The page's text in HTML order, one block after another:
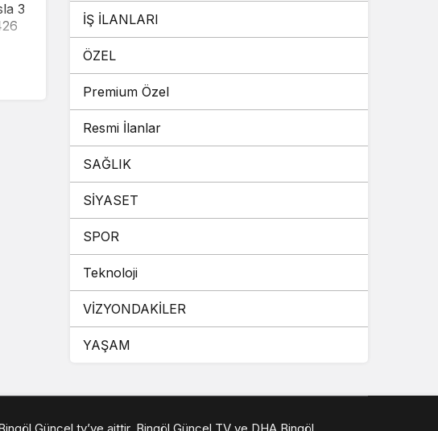
3
İŞ İLANLARI
ÖZEL
Premium Özel
Resmi İlanlar
SAĞLIK
SİYASET
SPOR
Teknoloji
VİZYONDAKİLER
YAŞAM